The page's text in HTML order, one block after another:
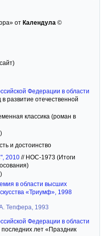
от Календула ©
Федерации в области
в развитие отечественной
классика (роман в
и достоинство
2010 // НОС-1973 (Итоги
в области высших
«Триумф», 1998
Тепфера, 1993
Федерации в области
последних лет «Праздник